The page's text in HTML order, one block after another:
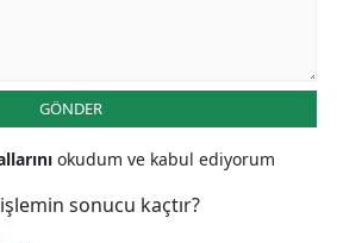
GÖNDER
okudum ve kabul ediyorum
sonucu kaçtır?